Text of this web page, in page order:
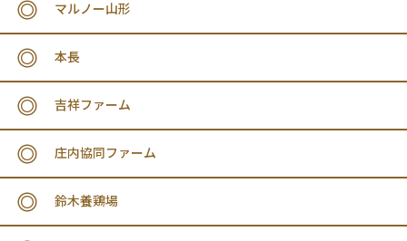
マルノー山形
本長
吉祥ファーム
庄内協同ファーム
鈴木養鶏場